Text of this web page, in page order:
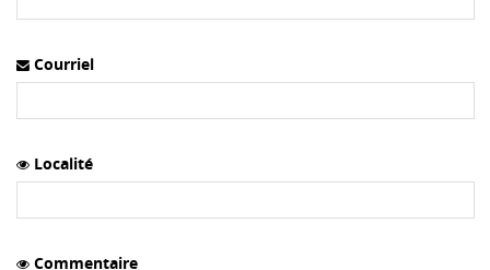
Courriel
Localité
Commentaire